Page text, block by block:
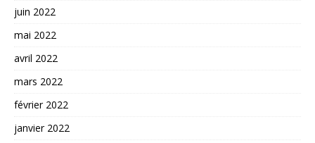
juin 2022
mai 2022
avril 2022
mars 2022
février 2022
janvier 2022